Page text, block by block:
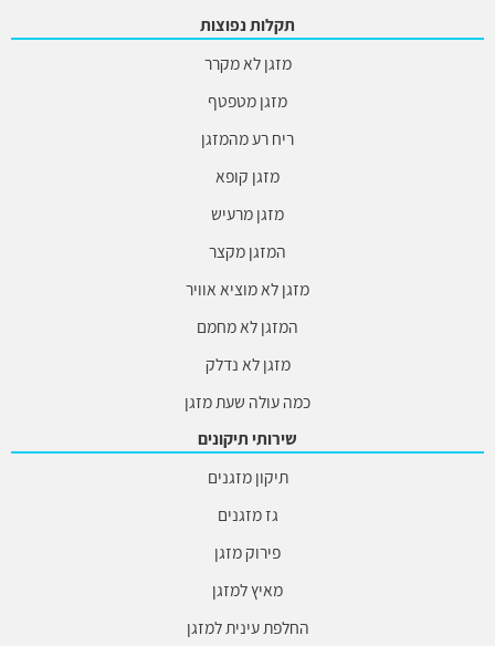
תקלות נפוצות
מזגן לא מקרר
מזגן מטפטף
ריח רע מהמזגן
מזגן קופא
מזגן מרעיש
המזגן מקצר
מזגן לא מוציא אוויר
המזגן לא מחמם
מזגן לא נדלק
כמה עולה שעת מזגן
שירותי תיקונים
תיקון מזגנים
גז מזגנים
פירוק מזגן
מאיץ למזגן
החלפת עינית למזגן